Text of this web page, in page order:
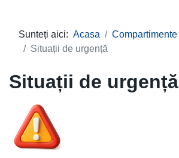
Sunteți aici: Acasa
Compartimente
Situații de urgență
Situații de urgență